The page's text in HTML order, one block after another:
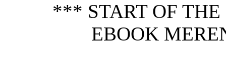
*** START OF THE
EBOOK